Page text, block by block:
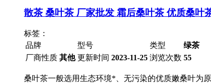
散茶 桑叶茶 厂家批发 霜后桑叶茶 优质桑叶
标签：
品牌
型号 类型
绿茶
厂商性质 其他 更新时间 2023-11-25 浏览次数 55
桑叶茶一般选用生态环境*、无污染的优质嫩桑叶为